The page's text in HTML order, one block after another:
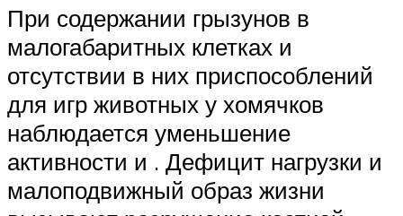
При содержании грызунов в
малогабаритных клетках и
отсутствии в них приспособлений
для игр животных у хомячков
наблюдается уменьшение
активности и . Дефицит нагрузки и
малоподвижный образ жизни